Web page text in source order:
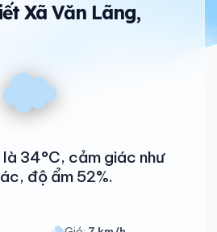
Xã Văn Lãng,
34°C, cảm giác như
độ ẩm 52%.